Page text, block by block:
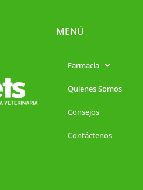
MENÚ
Farmacia
Quienes Somos
Consejos
Contáctenos